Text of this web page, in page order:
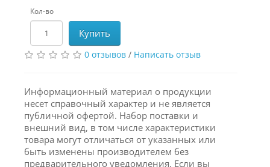
Кол-во
Купить
0 отзывов / Написать отзыв
Информационный материал о продукции
несет справочный характер и не является
публичной офертой. Набор поставки и
внешний вид, в том числе характеристики
товара могут отличаться от указанных или
быть изменены производителем без
предварительного уведомления. Если вы